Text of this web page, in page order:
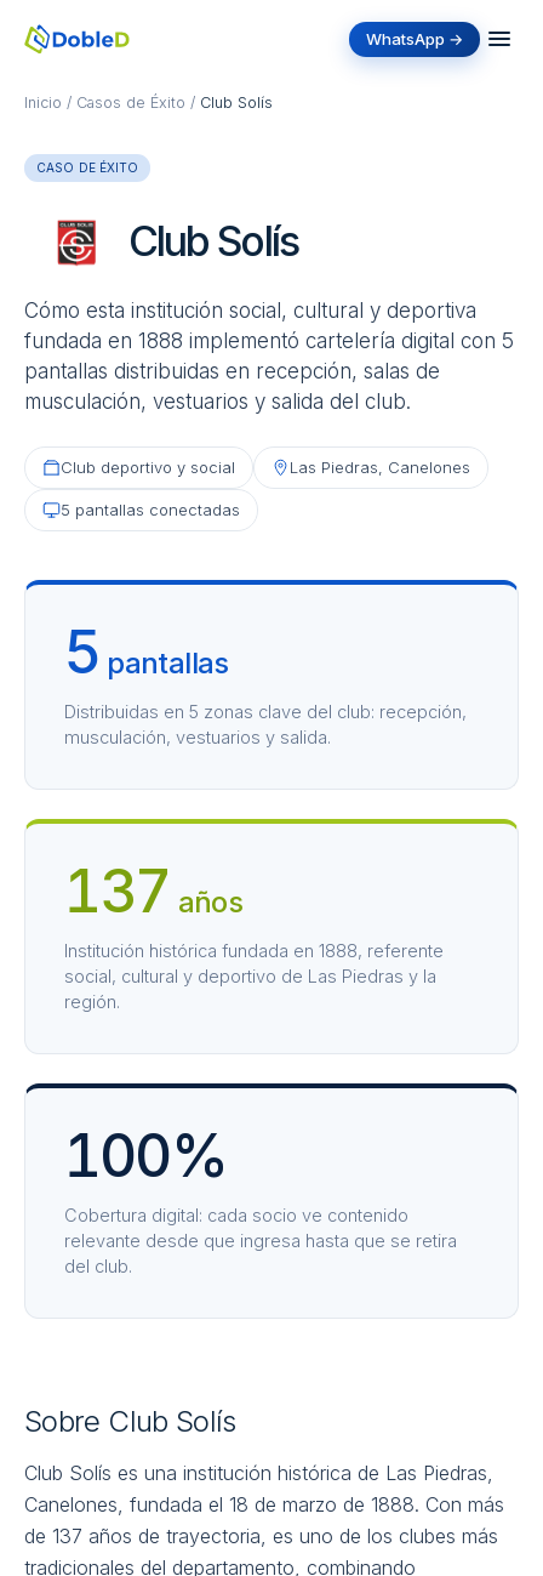
WhatsApp →
Inicio / Casos de Éxito / Club Solís
CASO DE ÉXITO
Club Solís
Cómo esta institución social, cultural y deportiva
fundada en 1888 implementó cartelería digital con 5
pantallas distribuidas en recepción, salas de
musculación, vestuarios y salida del club.
Club deportivo y social Las Piedras, Canelones
5 pantallas conectadas
5 pantallas
Distribuidas en 5 zonas clave del club: recepción,
musculación, vestuarios y salida.
137 años
Institución histórica fundada en 1888, referente
social, cultural y deportivo de Las Piedras y la
región.
100%
Cobertura digital: cada socio ve contenido
relevante desde que ingresa hasta que se retira
del club.
Sobre Club Solís
Club Solís es una institución histórica de Las Piedras,
Canelones, fundada el 18 de marzo de 1888. Con más
de 137 años de trayectoria, es uno de los clubes más
tradicionales del departamento, combinando